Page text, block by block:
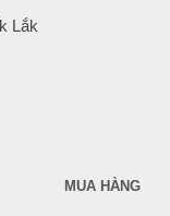
Lắk
MUA HÀNG